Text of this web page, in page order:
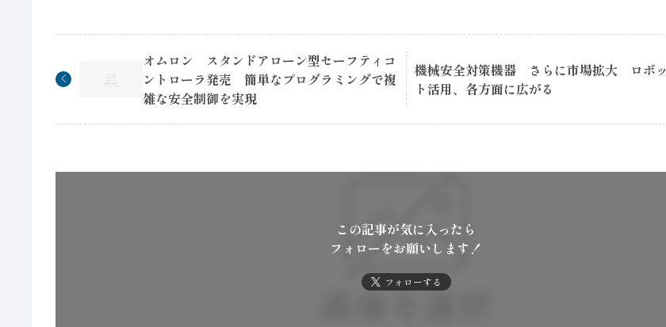
オムロン スタンドアローン型セーフティコ
ントローラ発売 簡単なプログラミングで複
雑な安全制御を実現
機械安全対策機器 さらに市場拡大 ロボッ
ト活用、各方面に広がる
この記事が気に入ったら
フォローをお願いします！
フォローする